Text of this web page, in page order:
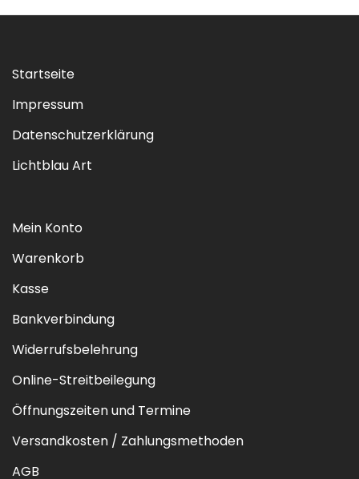
Startseite
Impressum
Datenschutzerklärung
Lichtblau Art
Mein Konto
Warenkorb
Kasse
Bankverbindung
Widerrufsbelehrung
Online-Streitbeilegung
Öffnungszeiten und Termine
Versandkosten / Zahlungsmethoden
AGB